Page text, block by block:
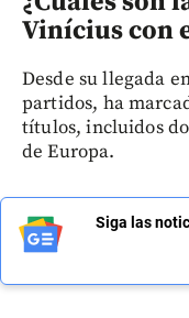
Vinícius con
Desde su llegada
partidos, ha
títulos, incluidos
de Europa.
Siga las